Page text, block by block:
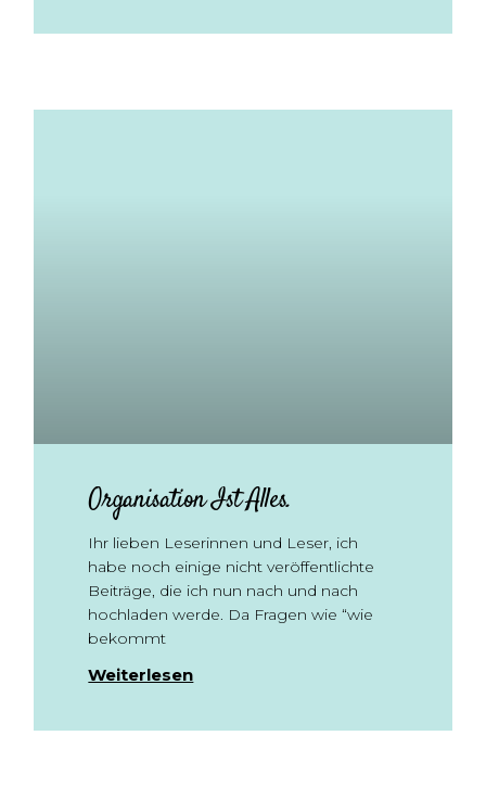
Organisation Ist Alles.
Ihr lieben Leserinnen und Leser, ich
habe noch einige nicht veröffentlichte
Beiträge, die ich nun nach und nach
hochladen werde. Da Fragen wie “wie
bekommt
Weiterlesen